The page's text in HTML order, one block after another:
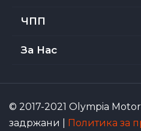
ЧПП
За Нас
© 2017-2021 Olympia
задржани | Политика за